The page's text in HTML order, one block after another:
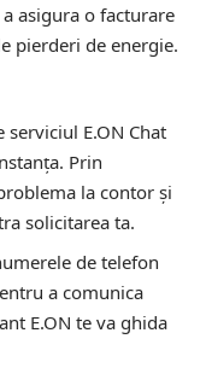
asigura o facturare
pierderi de energie.
serviciul E.ON Chat
Prin
la contor și
solicitarea ta.
de telefon
a comunica
E.ON te va ghida